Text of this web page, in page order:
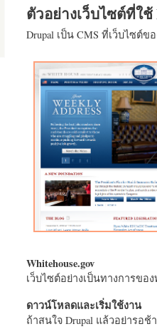
ตัวอย่างเว็บไซต์ที่ใ
Drupal เป็น CMS ที่เว็บไซต์ข
Whitehouse.gov
เว็บไซต์อย่างเป็นทางการขอ
ดาวน์โหลดและเริ่มใช้งาน
ถ้าสนใจ Drupal แล้วอย่ารอ